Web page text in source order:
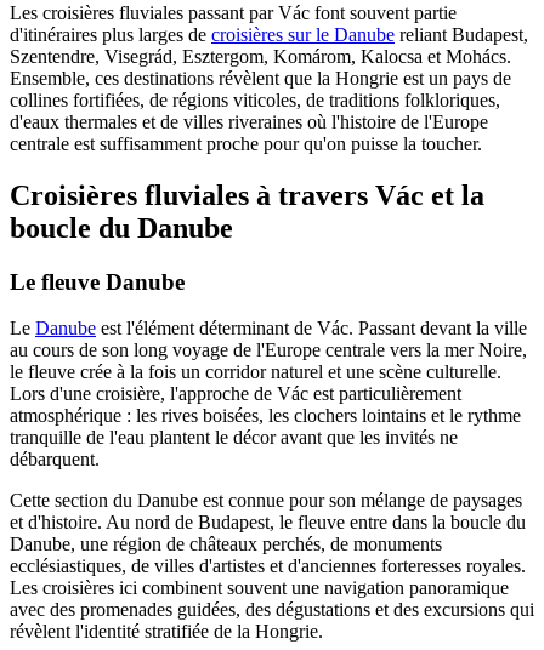
Les croisières fluviales passant par Vác font souvent partie
d'itinéraires plus larges de croisières sur le Danube reliant Budapest,
Szentendre, Visegrád, Esztergom, Komárom, Kalocsa et Mohács.
Ensemble, ces destinations révèlent que la Hongrie est un pays de
collines fortifiées, de régions viticoles, de traditions folkloriques,
d'eaux thermales et de villes riveraines où l'histoire de l'Europe
centrale est suffisamment proche pour qu'on puisse la toucher.
Croisières fluviales à travers Vác et la
boucle du Danube
Le fleuve Danube
Le Danube est l'élément déterminant de Vác. Passant devant la ville
au cours de son long voyage de l'Europe centrale vers la mer Noire,
le fleuve crée à la fois un corridor naturel et une scène culturelle.
Lors d'une croisière, l'approche de Vác est particulièrement
atmosphérique : les rives boisées, les clochers lointains et le rythme
tranquille de l'eau plantent le décor avant que les invités ne
débarquent.
Cette section du Danube est connue pour son mélange de paysages
et d'histoire. Au nord de Budapest, le fleuve entre dans la boucle du
Danube, une région de châteaux perchés, de monuments
ecclésiastiques, de villes d'artistes et d'anciennes forteresses royales.
Les croisières ici combinent souvent une navigation panoramique
avec des promenades guidées, des dégustations et des excursions qui
révèlent l'identité stratifiée de la Hongrie.